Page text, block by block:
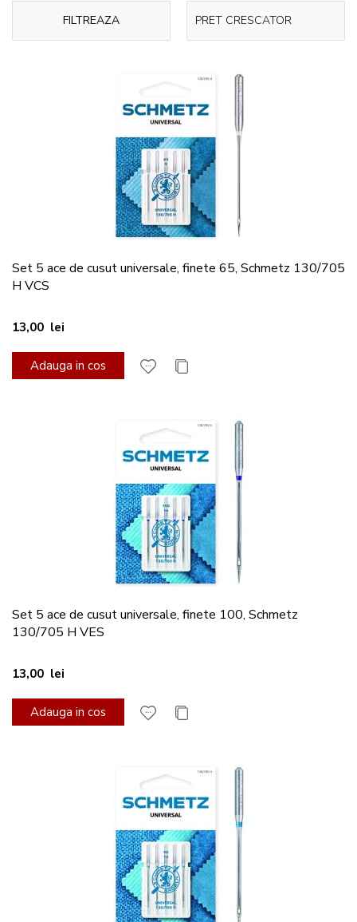
FILTREAZA
Set 5 ace de cusut universale, finete 65, Schmetz 130/705
H VCS
13,00 lei
Adauga in cos
Set 5 ace de cusut universale, finete 100, Schmetz
130/705 H VES
13,00 lei
Adauga in cos